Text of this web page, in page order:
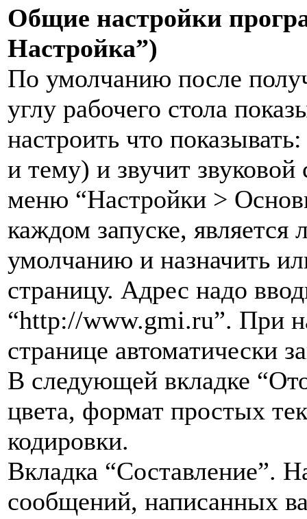
Общие настройки
Настройка”)
По умолчанию после
углу рабочего стола
настроить что
и тему) и звучит
меню “Настройки >
каждом запуске,
умолчанию и назначить
страницу. Адрес надо
“http://www.gmi.ru”. При
странице автоматически
В следующей вкладке
цвета, формат простых
кодировки.
Вкладка “Составление”.
сообщений, написанных